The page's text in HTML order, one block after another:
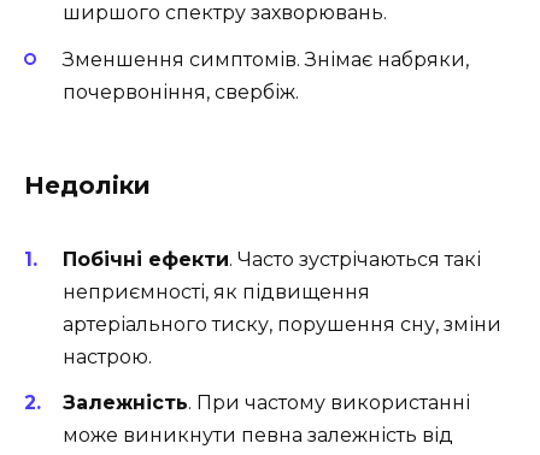
ширшого спектру захворювань.
Зменшення симптомів. Знімає набряки,
почервоніння, свербіж.
Недоліки
Побічні ефекти. Часто зустрічаються такі
неприємності, як підвищення
артеріального тиску, порушення сну, зміни
настрою.
Залежність. При частому використанні
може виникнути певна залежність від